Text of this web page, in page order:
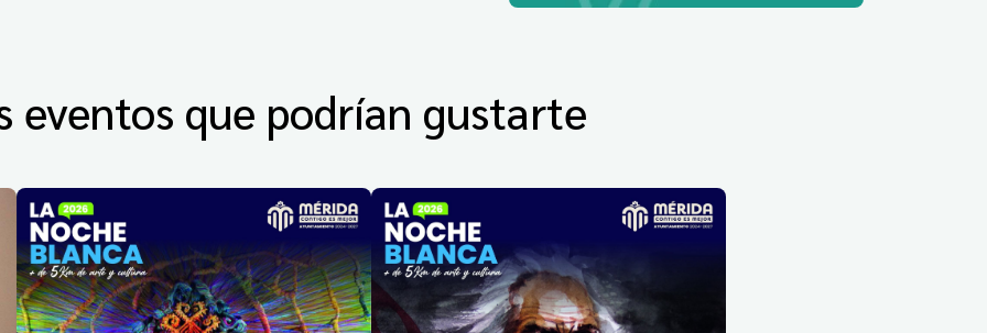
eventos que podrían gustarte